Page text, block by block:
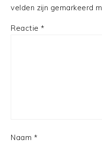
velden zijn gemarkeerd
Reactie*
Naam *